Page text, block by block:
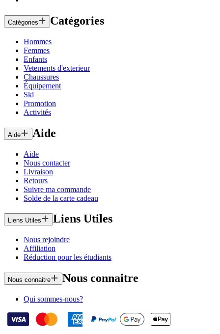
Catégories Catégories
Hommes
Femmes
Enfants
Vetements d'exterieur
Chaussures
Équipement
Ski
Promotion
Activités
Aide Aide
Aide
Nous contacter
Livraison
Retours
Suivre ma commande
Solde de la carte cadeau
Liens Utiles Liens Utiles
Nous rejoindre
Affiliation
Réduction pour les étudiants
Nous connaitre Nous connaitre
Qui sommes-nous?